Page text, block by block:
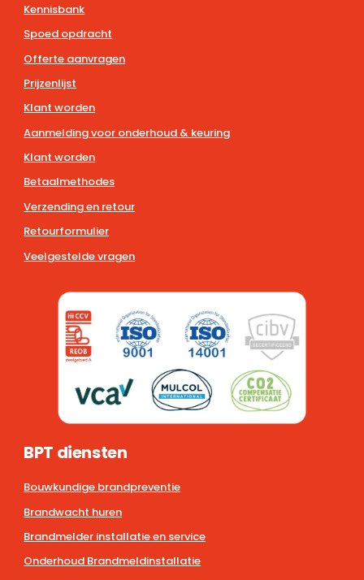
Kennisbank
Spoed opdracht
Offerte aanvragen
Prijzenlijst
Klant worden
Aanmelding voor onderhoud & keuring
Klant worden
Betaalmethodes
Verzending en retour
Retourformulier
Veelgestelde vragen
BPT diensten
Bouwkundige brandpreventie
Brandwacht huren
Brandmelder installatie en service
Onderhoud Brandmeldinstallatie